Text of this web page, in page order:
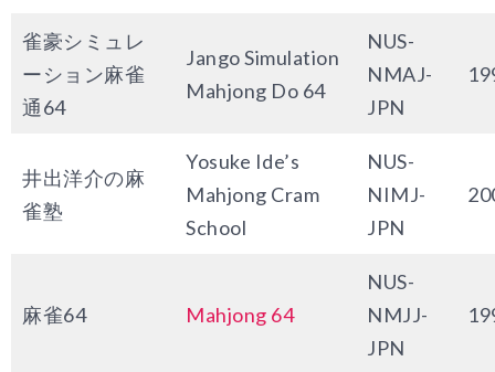
雀豪シミュレ
ーション麻雀
通64
Jango Simulation
Mahjong Do 64
NUS-
NMAJ-
JPN
井出洋介の麻
雀塾
Yosuke Ide’s
Mahjong Cram
School
NUS-
NIMJ-
JPN
麻雀64 Mahjong 64
NUS-
NMJJ-
JPN